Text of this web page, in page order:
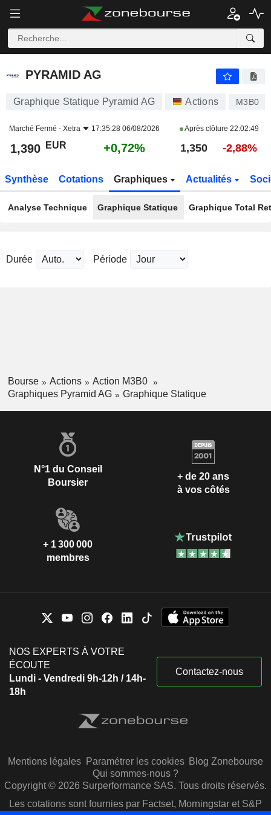
PYRAMID AG
PYRAMID AG
Graphique Statique Pyramid AG Actions M3B0
Marché Fermé - Xetra 17:35:28 06/08/2026 Après clôture 22:02:49
1,390 EUR +0,72% 1,350 -2,88%
Synthèse Cotations Graphiques Actualités
Analyse Technique Graphique Statique Graphique Total
Durée Période
Bourse Actions
Action M3B0
Graphiques Pyramid AG
Graphique Statique
N°1 du Conseil
Boursier
+ de 20 ans
à vos côtés
+ 1 300 000
membres
NOS EXPERTS À VOTRE
ÉCOUTE
Lundi - Vendredi 9h-12h / 14h-
18h
Contactez-nous
Mentions légales Paramétrer les cookies Blog Zonebourse
Qui sommes-nous ?
Copyright © 2026 Surperformance SAS. Tous droits réservés.
Les cotations sont fournies par Factset, Morningstar et S&P